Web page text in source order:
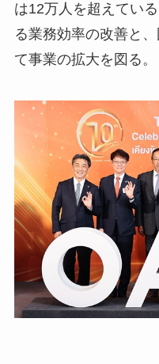
は12万人を超えてい
る業務効率の改善と
て事業の拡大を図る。